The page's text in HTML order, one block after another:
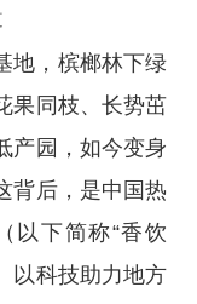
地，槟榔林下绿
果同枝、长势茁
产园，如今变身
后，是中国热
以下简称“香饮
以科技助力地方